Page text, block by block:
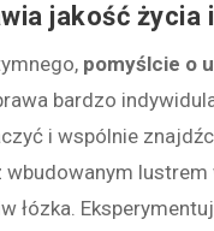
jakość życia
pomyślcie o
bardzo
i wspólnie
łózka.